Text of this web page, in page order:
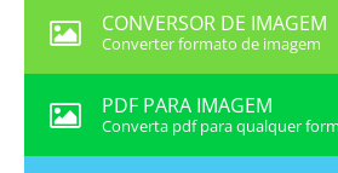
CONVERSOR DE IMAGEM
Converter formato de imagem
PDF PARA IMAGEM
Converta pdf para qualquer